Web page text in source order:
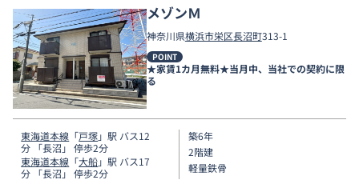
メゾンＭ
神奈川県横浜市栄区長沼町313-1
POINT
★家賃1カ月無料★当月中、当社での契約に限
る
東海道本線 「戸塚」駅 バス12
分 「長沼」 停歩2分
東海道本線 「大船」駅 バス17
分 「長沼」 停歩2分
築6年
2階建
軽量鉄骨